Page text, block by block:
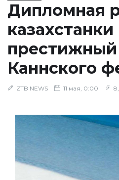
Дипломная
престижный
Каннского
ZTB NEWS 11 мая, 0:00